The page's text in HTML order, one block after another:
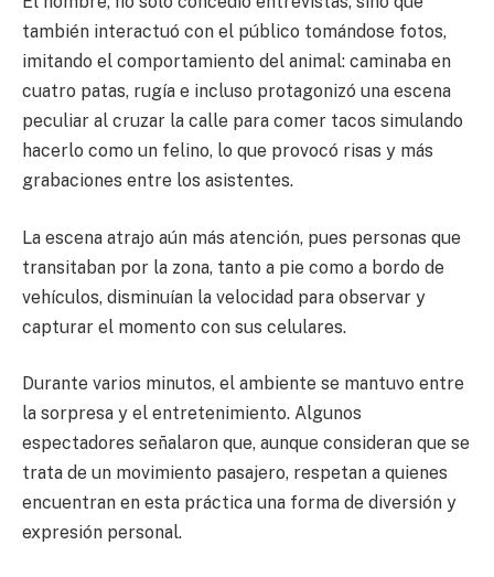
también interactuó con el público tomándose fotos,
imitando el comportamiento del animal: caminaba en
cuatro patas, rugía e incluso protagonizó una escena
peculiar al cruzar la calle para comer tacos simulando
hacerlo como un felino, lo que provocó risas y más
grabaciones entre los asistentes.
La escena atrajo aún más atención, pues personas que
transitaban por la zona, tanto a pie como a bordo de
vehículos, disminuían la velocidad para observar y
capturar el momento con sus celulares.
Durante varios minutos, el ambiente se mantuvo entre
la sorpresa y el entretenimiento. Algunos
espectadores señalaron que, aunque consideran que se
trata de un movimiento pasajero, respetan a quienes
encuentran en esta práctica una forma de diversión y
expresión personal.